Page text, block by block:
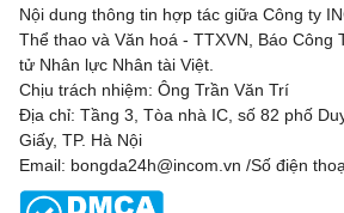
Nội dung thông tin hợp tác giữa Công ty
Thể thao và Văn hoá - TTXVN, Báo Công
tử Nhân lực Nhân tài Việt.
Chịu trách nhiệm: Ông Trần Văn Trí
Địa chỉ: Tầng 3, Tòa nhà IC, số 82 phố
Giấy, TP. Hà Nội
Email: bongda24h@incom.vn /Số điện